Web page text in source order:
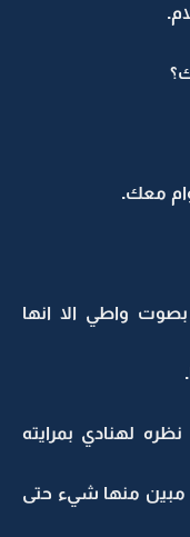
معك.
واطي الا انها
لهنادي بمرايته
منها شيء حتى